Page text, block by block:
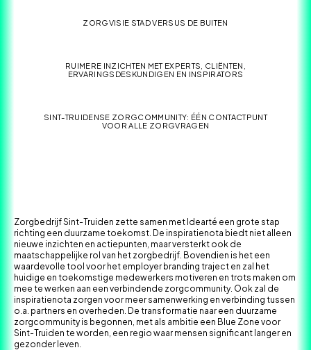
ZORGVISIE STAD VERSUS DE BUITEN
RUIMERE INZICHTEN MET EXPERTS, CLIËNTEN,
ERVARINGSDESKUNDIGEN EN INSPIRATORS
SINT-TRUIDENSE ZORGCOMMUNITY: ÉÉN CONTACTPUNT
VOOR ALLE ZORGVRAGEN
Zorgbedrijf Sint-Truiden zette samen met Idearté een grote stap
richting een duurzame toekomst. De inspiratienota biedt niet alleen
nieuwe inzichten en actiepunten, maar versterkt ook de
maatschappelijke rol van het zorgbedrijf. Bovendien is het een
waardevolle tool voor het employer branding traject en zal het
huidige en toekomstige medewerkers motiveren en trots maken om
mee te werken aan een verbindende zorgcommunity. Ook zal de
inspiratienota zorgen voor meer samenwerking en verbinding tussen
o.a. partners en overheden. De transformatie naar een duurzame
zorgcommunity is begonnen, met als ambitie een Blue Zone voor
Sint-Truiden te worden, een regio waar mensen significant langer en
gezonder leven.